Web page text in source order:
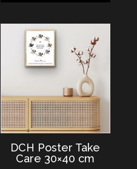
DCH Poster Take
Care 30×40 cm